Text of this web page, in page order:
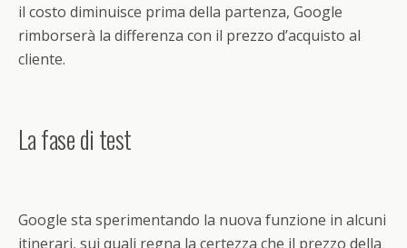
il costo diminuisce prima della partenza, Google
rimborserà la differenza con il prezzo d’acquisto al
cliente.
La fase di test
Google sta sperimentando la nuova funzione in alcuni
itinerari, sui quali regna la certezza che il prezzo della